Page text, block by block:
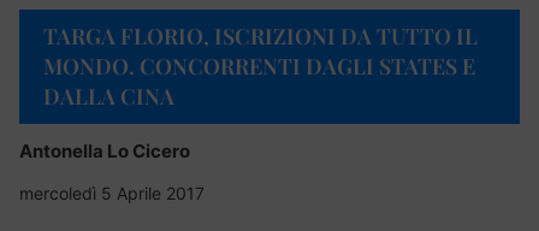
TARGA FLORIO, ISCRIZIONI DA TUTTO IL
MONDO. CONCORRENTI DAGLI STATES E
DALLA CINA
Antonella Lo Cicero
mercoledì 5 Aprile 2017